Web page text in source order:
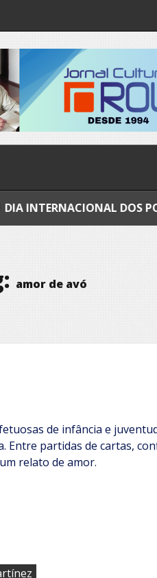
DOS POVOS
amor de avó
de infância e
Entre partidas de cartas,
relato de amor.